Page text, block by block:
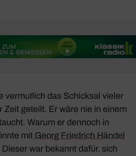
vermut­lich das Schicksal vieler
Zeit geteilt. Er wäre nie in einem
Warum er dennoch in
mit Georg Fried­rich Händel
war bekannt dafür, sich